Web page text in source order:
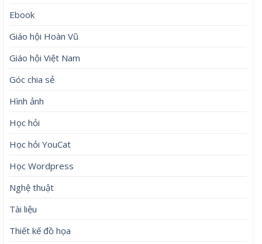
Ebook
Giáo hội Hoàn Vũ
Giáo hội Việt Nam
Góc chia sẻ
Hình ảnh
Học hỏi
Học hỏi YouCat
Học Wordpress
Nghệ thuật
Tài liệu
Thiết kế đồ họa